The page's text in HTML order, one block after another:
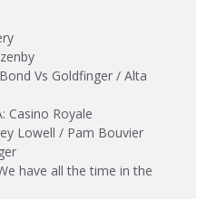
Vs Goldfinger / Alta
Casino Royale
Lowell / Pam Bouvier
have all the time in the